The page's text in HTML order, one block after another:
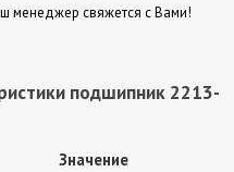
менеджер свяжется с Вами!
подшипник 2213-
Значение